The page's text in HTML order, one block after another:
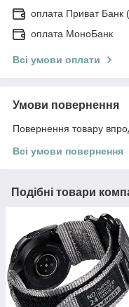
оплата Приват Банк
оплата МоноБанк
Всі умови оплати
Умови повернення
Повернення товару
Всі умови повернення
Подібні товари